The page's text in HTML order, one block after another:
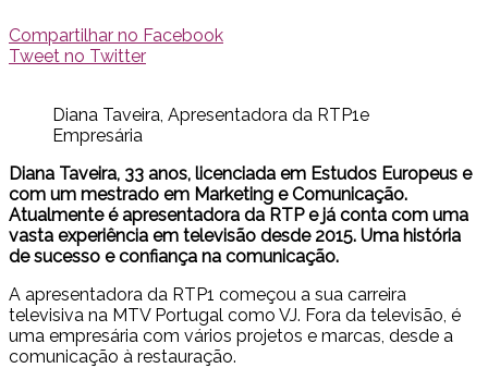
Compartilhar no Facebook
Tweet no Twitter
Diana Taveira, Apresentadora da RTP1e
Empresária
Diana Taveira, 33 anos, licenciada em Estudos Europeus e
com um mestrado em Marketing e Comunicação.
Atualmente é apresentadora da RTP e já conta com uma
vasta experiência em televisão desde 2015. Uma história
de sucesso e confiança na comunicação.
A apresentadora da RTP1 começou a sua carreira
televisiva na MTV Portugal como VJ. Fora da televisão, é
uma empresária com vários projetos e marcas, desde a
comunicação à restauração.